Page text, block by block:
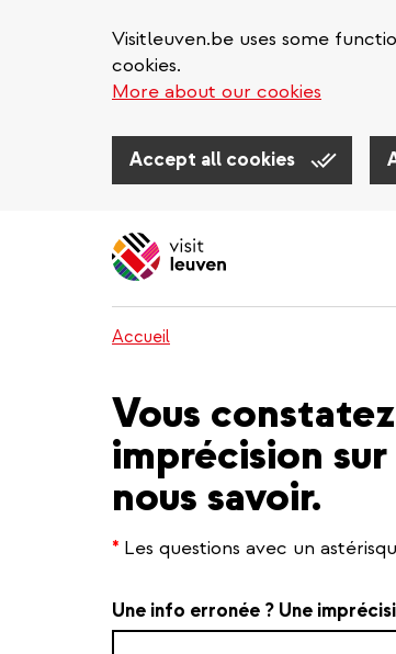
Visitleuven.be uses some
cookies.
More about our cookies
Accept all cookies
Accueil
Vous
imprécision
nous savoir.
* Les questions avec un
Une info erronée ? Une